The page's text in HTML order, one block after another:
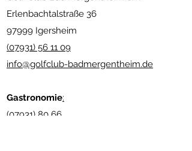
Erlenbachtalstraße 36
97999 Igersheim
(07931) 56 11 09
info@golfclub-badmergentheim.de
Gastronomie:
(07931) 80 66